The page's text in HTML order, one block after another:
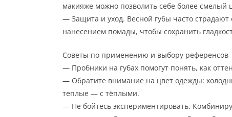
макияже можно позволить себе более смелый
— Защита и уход. Весной губы часто страдают
нанесением помады, чтобы сохранить
Советы по применению и выбору референсов
— Пробники на губах помогут понять, как
— Обратите внимание на цвет одежды:
теплые — с тёплыми.
— Не бойтесь экспериментировать.